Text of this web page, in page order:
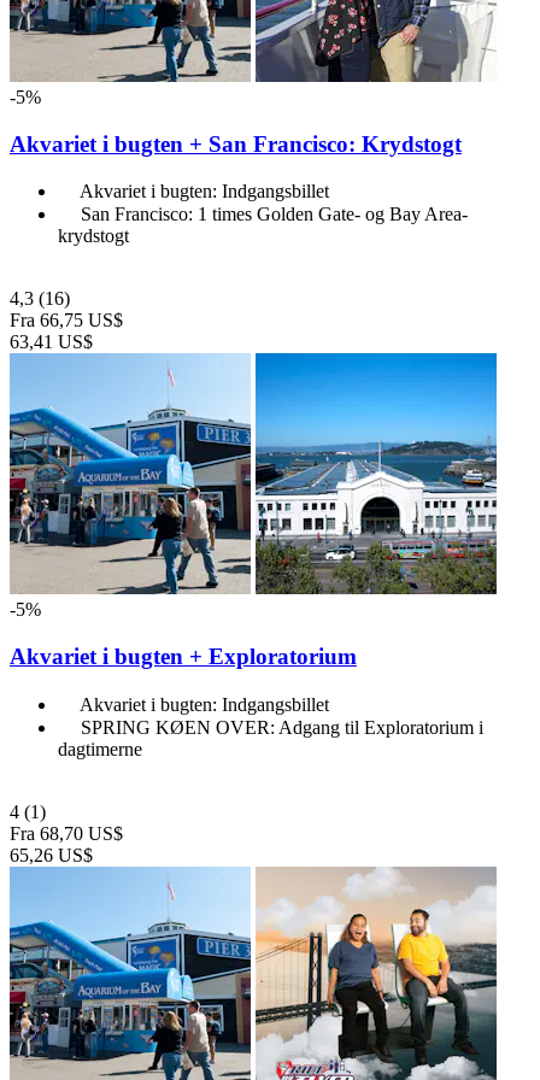
-5%
Akvariet i bugten + San Francisco: Krydstogt
Akvariet i bugten: Indgangsbillet
San Francisco: 1 times Golden Gate- og Bay Area-
krydstogt
4,3 (16)
Fra 66,75 US$
63,41 US$
-5%
Akvariet i bugten + Exploratorium
Akvariet i bugten: Indgangsbillet
SPRING KØEN OVER: Adgang til Exploratorium i
dagtimerne
4 (1)
Fra 68,70 US$
65,26 US$